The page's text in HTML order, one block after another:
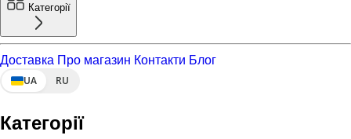
Категорії
Доставка Про магазин Контакти Блог
UA RU
Категорії